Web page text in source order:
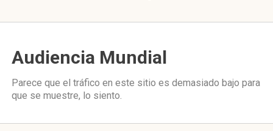
Audiencia Mundial
Parece que el tráfico en este sitio es demasiado bajo para
que se muestre, lo siento.